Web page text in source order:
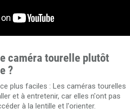
caméra tourelle plutôt
?
plus faciles : Les caméras tourelles
et à entretenir, car elles n'ont pas
à la lentille et l'orienter.